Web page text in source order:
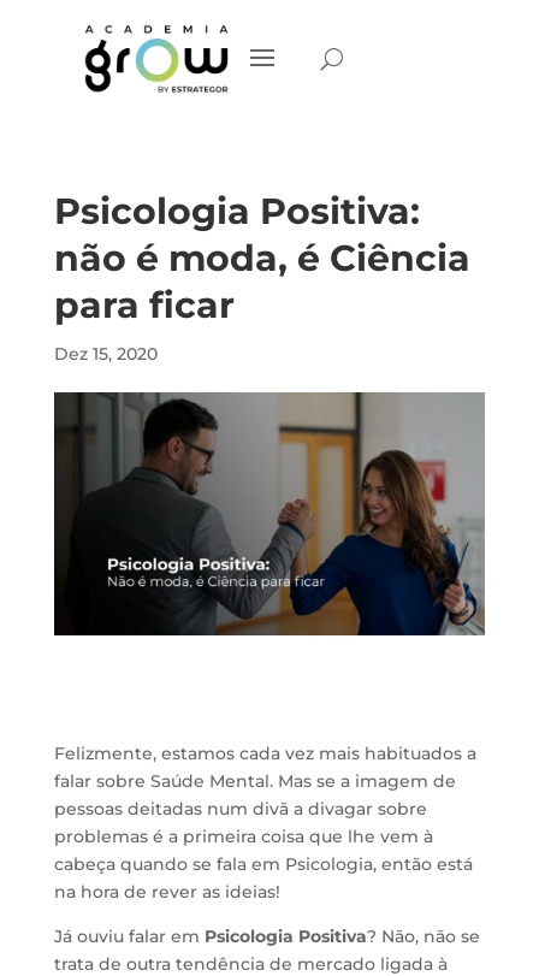
Psicologia Positiva:
não é moda, é Ciência
para ficar
Dez 15, 2020
Felizmente, estamos cada vez mais habituados a
falar sobre Saúde Mental. Mas se a imagem de
pessoas deitadas num divã a divagar sobre
problemas é a primeira coisa que lhe vem à
cabeça quando se fala em Psicologia, então está
na hora de rever as ideias!
Já ouviu falar em Psicologia Positiva? Não, não se
trata de outra tendência de mercado ligada à